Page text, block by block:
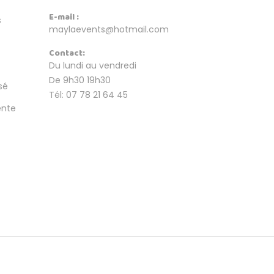
E-mail :
maylaevents@hotmail.com
Contact:
Du lundi au vendredi
De 9h30 19h30
Tél: 07 78 21 64 45